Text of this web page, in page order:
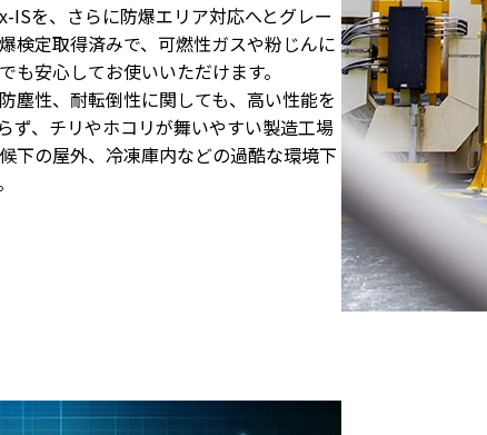
ISを、さらに防爆エリア対応へとグレー
検定取得済みで、可燃性ガスや粉じんに
も安心してお使いいただけます。
塵性、耐転倒性に関しても、高い性能を
ず、チリやホコリが舞いやすい製造工場
下の屋外、冷凍庫内などの過酷な環境下